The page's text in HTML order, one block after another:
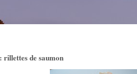
de saumon